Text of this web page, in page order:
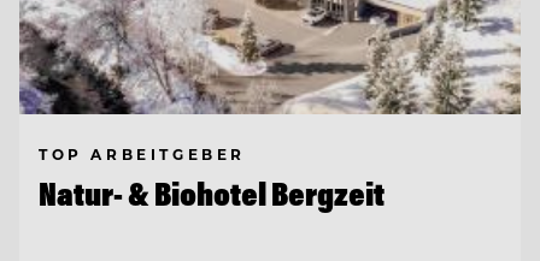
TOP ARBEITGEBER
Natur- & Biohotel Bergzeit